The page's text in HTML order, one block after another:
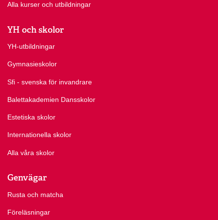
Alla kurser och utbildningar
YH och skolor
YH-utbildningar
Gymnasieskolor
Sfi - svenska för invandrare
Balettakademien Dansskolor
Estetiska skolor
Internationella skolor
Alla våra skolor
Genvägar
Rusta och matcha
Föreläsningar